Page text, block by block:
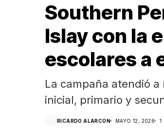
Southern
Islay con la
escolares a
La campaña atendió a
inicial, primario y
RICARDO ALARCON MAYO 12, 2026 1